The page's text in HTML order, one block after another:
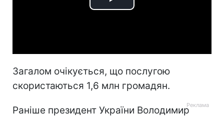
Play
Загалом очікується, що послугою
скористаються 1,6 млн громадян.
Раніше президент України Володимир